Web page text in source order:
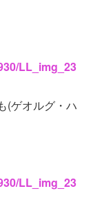
LL_img_23
(ゲオルグ・ハ
LL_img_23